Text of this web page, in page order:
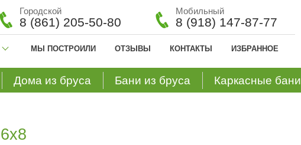
Городской
8 (861) 205-50-80
Мобильный
8 (918) 147-87-77
МЫ ПОСТРОИЛИ ОТЗЫВЫ КОНТАКТЫ ИЗБРАННОЕ
Дома из бруса Бани из бруса Каркасные бани